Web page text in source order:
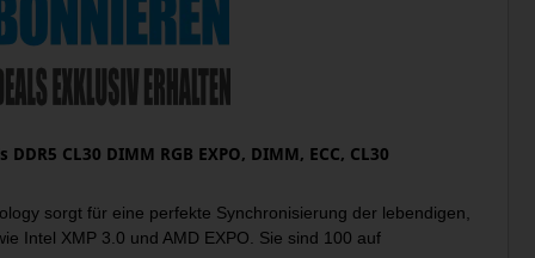
CL30 DIMM RGB EXPO, DIMM, ECC, CL30
sorgt für eine perfekte Synchronisierung der lebendigen,
Intel XMP 3.0 und AMD EXPO. Sie sind 100 auf